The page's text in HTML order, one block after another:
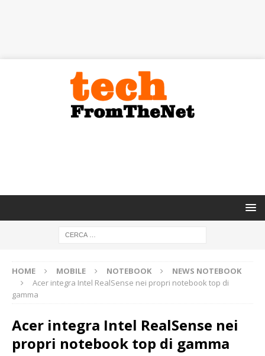
HOME MOBILE NOTEBOOK
NEWS NOTEBOOK
Acer integra Intel RealSense nei propri notebook top di
gamma
Acer integra Intel RealSense nei
propri notebook top di gamma